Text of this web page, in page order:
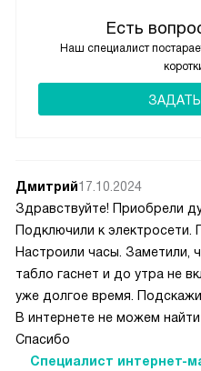
Есть
Наш специалист
Дмитрий17.10.2024
Здравствуйте! Приобрели
Подключили к электросети.
Настроили часы. Заметили,
табло гаснет и до утра не
уже долгое время.
В интернете не можем
Спасибо
Специалист интернет-